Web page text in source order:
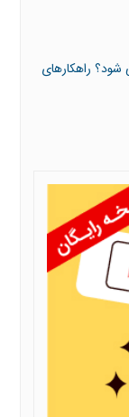
راهکارهای